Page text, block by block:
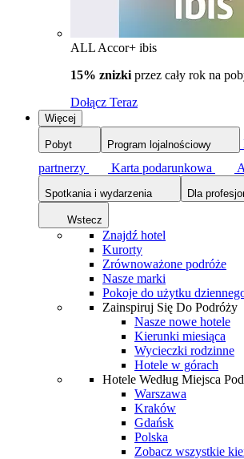
ALL Accor+ ibis
15% znizki przez cały rok na
Dołącz Teraz
Więcej
Pobyt Program lojalnościowy
partnerzy
Karta podarunkowa
Spotkania i wydarzenia Dla
Wstecz
Znajdź hotel
Kurorty
Zrównoważone podróże
Nasze marki
Pokoje do użytku
Zainspiruj Się Do Podróży
Nasze nowe hotele
Kierunki miesiąca
Wycieczki rodzinne
Hotele w górach
Hotele Według Miejsca
Warszawa
Kraków
Gdańsk
Polska
Zobacz wszystkie